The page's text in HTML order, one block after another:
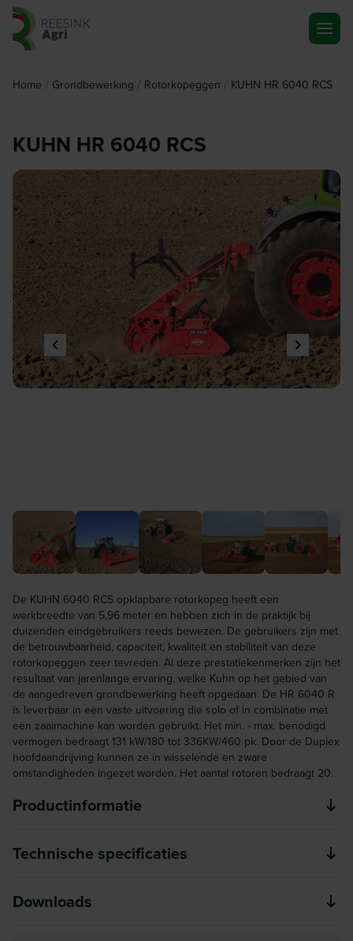
Home / Grondbewerking / Rotorkopeggen / KUHN HR 6040 RCS
KUHN HR 6040 RCS
De KUHN 6040 RCS opklapbare rotorkopeg heeft een
werkbreedte van 5,96 meter en hebben zich in de praktijk bij
duizenden eindgebruikers reeds bewezen. De gebruikers zijn met
de betrouwbaarheid, capaciteit, kwaliteit en stabiliteit van deze
rotorkopeggen zeer tevreden. Al deze prestatiekenmerken zijn het
resultaat van jarenlange ervaring, welke Kuhn op het gebied van
de aangedreven grondbewerking heeft opgedaan. De HR 6040 R
is leverbaar in een vaste uitvoering die solo of in combinatie met
een zaaimachine kan worden gebruikt. Het min. - max. benodigd
vermogen bedraagt 131 kW/180 tot 336KW/460 pk. Door de Duplex
hoofdaandrijving kunnen ze in wisselende en zware
omstandigheden ingezet worden. Het aantal rotoren bedraagt 20.
Productinformatie
eenvormige kieming en ontwikkeling van het gewas als
een goed eindresultaat bij de verkruimeling, het egaliseren
Technische specificaties
Model
HR
Downloads